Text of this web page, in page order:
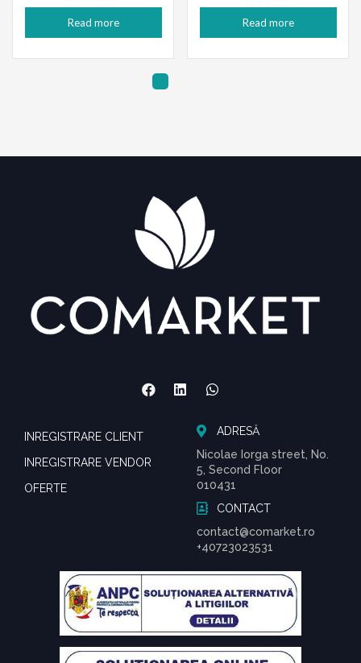
Read more Read more
INREGISTRARE CLIENT
INREGISTRARE VENDOR
OFERTE
ADRESĂ
Nicolae Iorga street, No.
5, Second Floor
010431
CONTACT
contact@comarket.ro
+40723023531